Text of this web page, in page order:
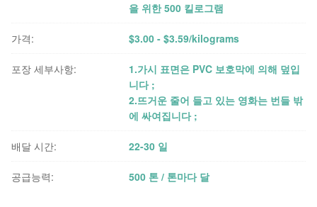
을 위한 500 킬로그램
가격: $3.00 - $3.59/kilograms
포장 세부사항:
1.가시 표면은 PVC 보호막에 의해 덮입
니다 ;
2.뜨거운 줄어 들고 있는 영화는 번들 밖
에 싸여집니다 ;
배달 시간: 22-30 일
공급능력: 500 톤 / 톤마다 달